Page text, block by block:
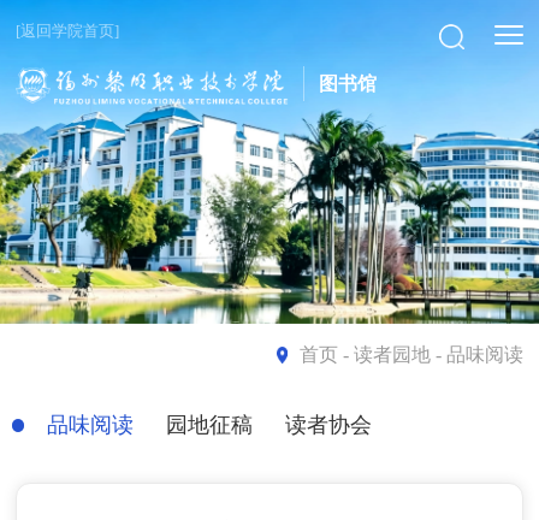
[返回学院首页]
图书馆
首页- 读者园地 - 品味阅读
品味阅读 园地征稿 读者协会